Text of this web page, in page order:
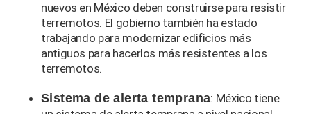
nuevos en México deben construirse para resistir
terremotos. El gobierno también ha estado
trabajando para modernizar edificios más
antiguos para hacerlos más resistentes a los
terremotos.
Sistema de alerta temprana: México tiene